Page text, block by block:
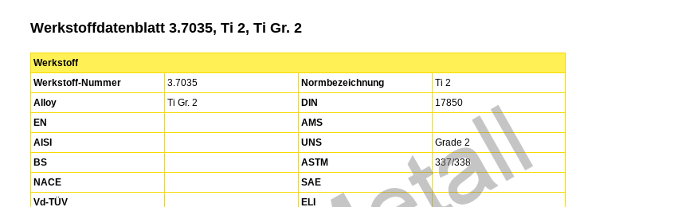
Werkstoffdatenblatt 3.7035, Ti 2, Ti Gr. 2
Werkstoff
Werkstoff-Nummer
3.7035 Normbezeichnung
Ti 2
Alloy
Ti Gr. 2 DIN
17850
EN
AMS
AISI
UNS
Grade 2
BS
ASTM
337/338
NACE
SAE
Vd-TÜV
ELI